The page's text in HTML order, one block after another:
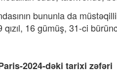
bununla da
16 gümüş, 31-ci
2024-dəki tarixi zəfəri